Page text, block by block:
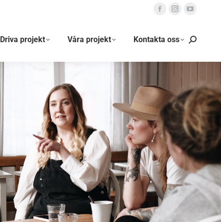
Driva projekt Våra projekt Kontakta oss